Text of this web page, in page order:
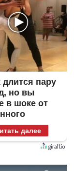
длится пару
но вы
в шоке от
далее